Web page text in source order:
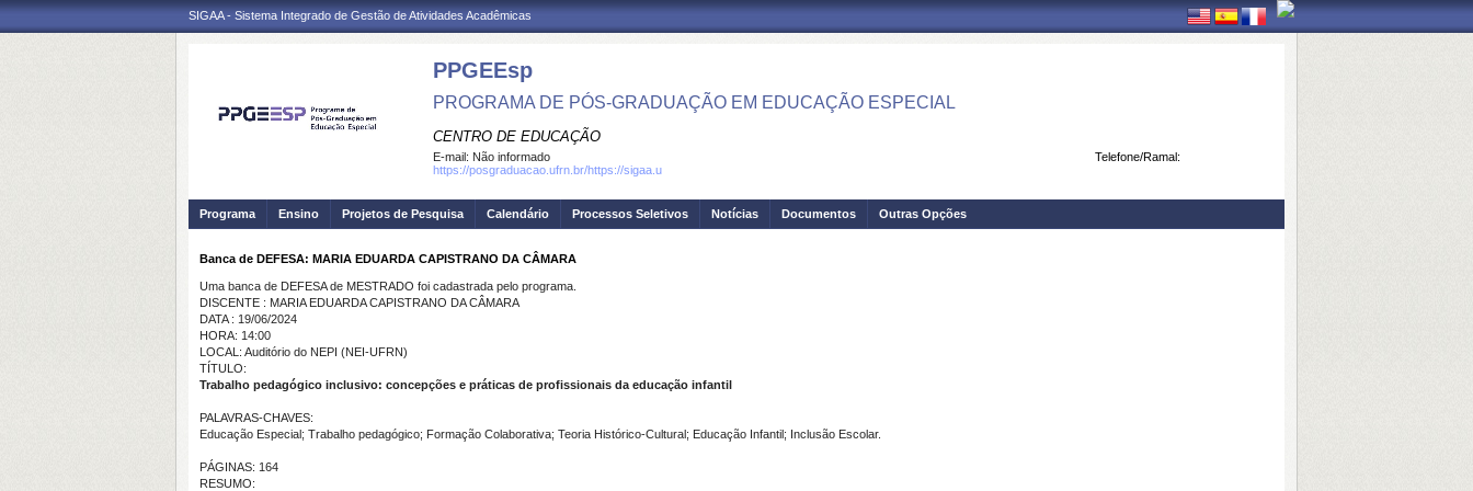
SIGAA - Sistema Integrado de Gestão de Atividades Acadêmicas
PPGEEsp
PROGRAMA DE PÓS-GRADUAÇÃO EM EDUCAÇÃO ESPECIAL
CENTRO DE EDUCAÇÃO
Telefone/Ramal:
E-mail: Não informado
https://posgraduacao.ufrn.br/https://sigaa.u
Programa Ensino Projetos de Pesquisa Calendário Processos Seletivos Notícias Documentos Outras Opções
Banca de DEFESA: MARIA EDUARDA CAPISTRANO DA CÂMARA
Uma banca de DEFESA de MESTRADO foi cadastrada pelo programa.
DISCENTE : MARIA EDUARDA CAPISTRANO DA CÂMARA
DATA : 19/06/2024
HORA: 14:00
LOCAL: Auditório do NEPI (NEI-UFRN)
TÍTULO:
Trabalho pedagógico inclusivo: concepções e práticas de profissionais da educação infantil
PALAVRAS-CHAVES:
Educação Especial; Trabalho pedagógico; Formação Colaborativa; Teoria Histórico-Cultural; Educação Infantil; Inclusão Escolar.
PÁGINAS: 164
RESUMO: